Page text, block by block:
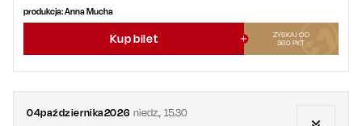
produkcja: Anna Mucha
Kup bilet
ZYSKAJ OD
360 PKT
04października2026 niedz.,15.30